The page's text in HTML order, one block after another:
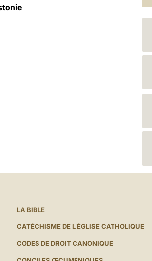
N
R
E
LA BIBLE
CATÉCHISME DE L'ÉGLISE CATHOLIQUE
CODES DE DROIT CANONIQUE